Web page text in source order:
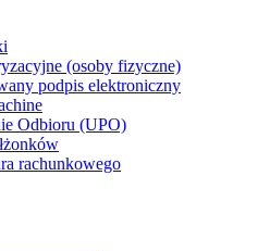
(osoby fizyczne)
podpis elektroniczny
Odbioru (UPO)
rachunkowego